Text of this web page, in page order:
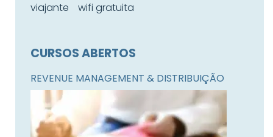
viajante
wifi gratuita
CURSOS ABERTOS
REVENUE MANAGEMENT & DISTRIBUIÇÃO